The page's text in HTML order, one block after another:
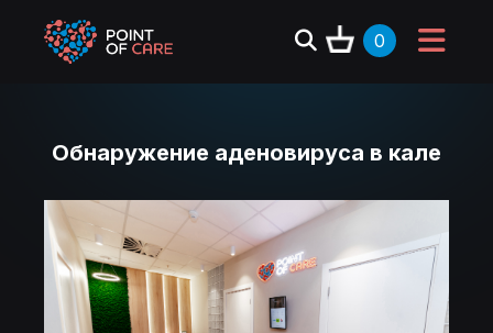
0
Обнаружение аденовируса в кале